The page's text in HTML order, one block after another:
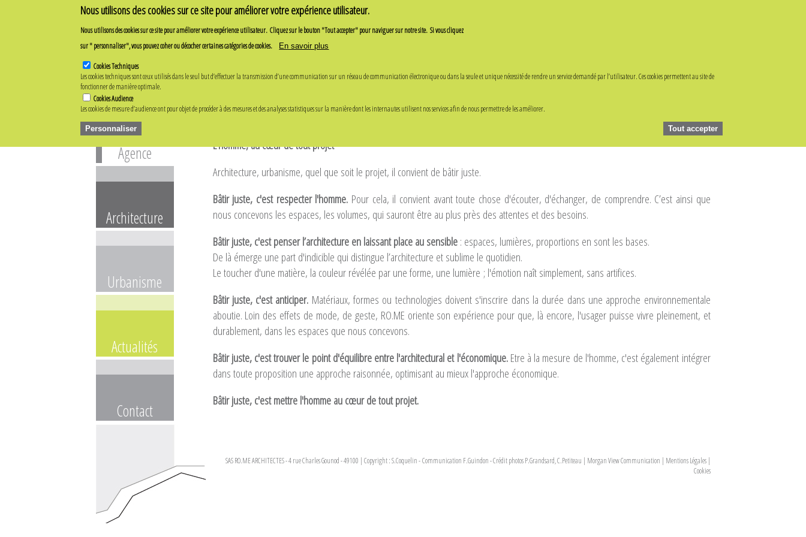
Nous utilisons des cookies sur ce site pour améliorer votre expérience utilisateur.
Nous utilisons des cookies sur ce site pour améliorer votre expérience utilisateur. Cliquez sur le bouton "Tout accepter" pour naviguer sur notre site. Si vous cliquez
sur " personnaliser", vous pouvez coher ou décocher certaines catégories de cookies.
En savoir plus
Cookies Techniques
Les cookies techniques sont ceux utilisés dans le seul but d’effectuer la transmission d’une communication sur un réseau de communication électronique ou dans la seule et unique nécessité de rendre un service demandé par l’utilisateur. Ces cookies permettent au site de
fonctionner de manière optimale.
Cookies Audience
Les cookies de mesure d’audience ont pour objet de procéder à des mesures et des analyses statistiques sur la manière dont les internautes utilisent nos services afin de nous permettre de les améliorer.
Personnaliser Tout accepter
Agence
Architecture
Urbanisme
Actualités
Contact
Accueil Bâtir juste, c'est mettre l'homme au coeur de tout projet
Regard Equipe Métiers Méthodologie
L'homme, au cœur de tout projet
Architecture, urbanisme, quel que soit le projet, il convient de bâtir juste.
Bâtir juste, c'est respecter l'homme. Pour cela, il convient avant toute chose d'écouter, d'échanger, de comprendre. C’est ainsi que
nous concevons les espaces, les volumes, qui sauront être au plus près des attentes et des besoins.
Bâtir juste, c'est penser l’architecture en laissant place au sensible: espaces, lumières, proportions en sont les bases.
De là émerge une part d'indicible qui distingue l’architecture et sublime le quotidien.
Le toucher d'une matière, la couleur révélée par une forme, une lumière ; l'émotion naît simplement, sans artifices.
Bâtir juste, c'est anticiper. Matériaux, formes ou technologies doivent s'inscrire dans la durée dans une approche environnementale
aboutie. Loin des effets de mode, de geste, RO.ME oriente son expérience pour que, là encore, l'usager puisse vivre pleinement, et
durablement, dans les espaces que nous concevons.
Bâtir juste, c'est trouver le point d'équilibre entre l'architectural et l'économique.Etre à la mesure de l'homme, c'est également intégrer
dans toute proposition une approche raisonnée, optimisant au mieux l'approche économique.
Bâtir juste, c'est mettre l'homme au cœur de tout projet.
SAS RO.ME ARCHITECTES - 4 rue Charles Gounod - 49100 | Copyright : S.Coquelin - Communication F.Guindon - Crédit photos P.Grandsard, C.Petiteau | Morgan View Communication | Mentions Légales|
Cookies